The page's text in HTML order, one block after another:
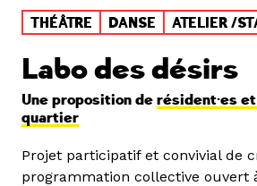
THÉÂTRE DANSE ATELIER /
Labo des désirs
Une proposition de résident·es
quartier
Projet participatif et convivial de
programmation collective ouvert